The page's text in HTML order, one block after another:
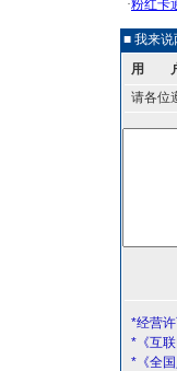
■ 我来说
用 户
请各位
*经营
*《互
*《全